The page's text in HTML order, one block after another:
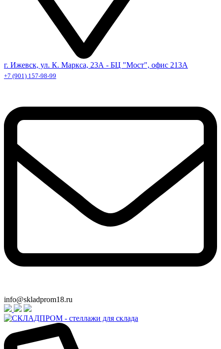
г. Ижевск, ул. К. Маркса, 23А - БЦ "Мост", офис 213А
+7 (901) 157-98-99
info@skladprom18.ru